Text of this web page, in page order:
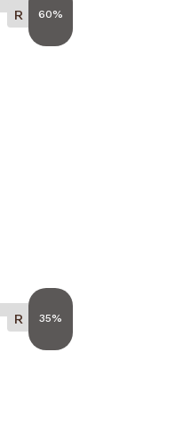
R 60%
R 35%